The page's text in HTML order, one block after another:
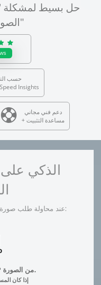
الصور بتنسيقات الجيل التالي"
حسب
Insights
دعم فني مجاني
+ مساعدة التثبيت
ماذا يفعل OptiPic CDN عند محاولة طلب صورة منه:
إرجاع إصدار WebP من الصورة.
إذا كان